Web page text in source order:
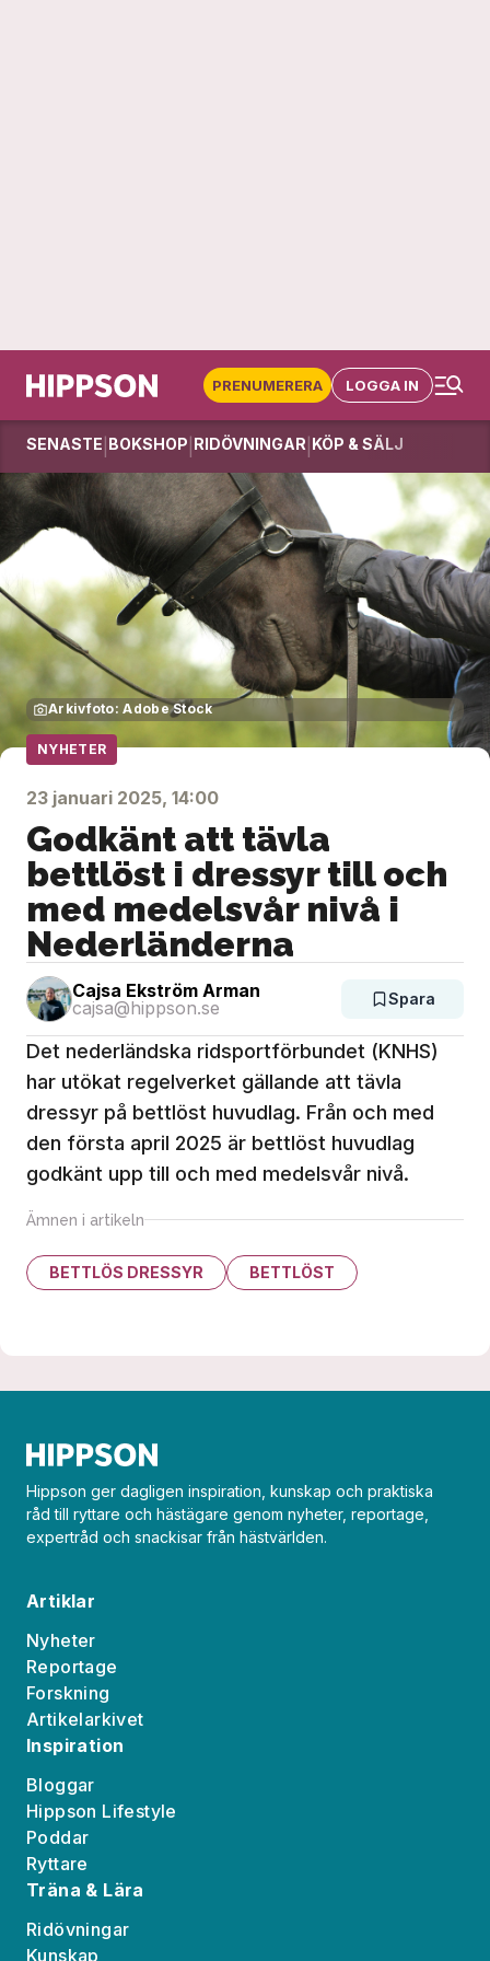
PRENUMERERA LOGGA IN
SENASTE BOKSHOP RIDÖVNINGAR KÖP & SÄLJ
Arkivfoto: Adobe Stock
NYHETER
23 januari 2025, 14:00
Godkänt att tävla
bettlöst i dressyr till och
med medelsvår nivå i
Nederländerna
Cajsa Ekström Arman
cajsa@hippson.se
Spara
Det nederländska ridsportförbundet (KNHS)
har utökat regelverket gällande att tävla
dressyr på bettlöst huvudlag. Från och med
den första april 2025 är bettlöst huvudlag
godkänt upp till och med medelsvår nivå.
Ämnen i artikeln
BETTLÖS DRESSYR BETTLÖST
Hippson ger dagligen inspiration, kunskap och praktiska
råd till ryttare och hästägare genom nyheter, reportage,
expertråd och snackisar från hästvärlden.
Artiklar
Nyheter
Reportage
Forskning
Artikelarkivet
Inspiration
Bloggar
Hippson Lifestyle
Poddar
Ryttare
Träna & Lära
Ridövningar
Kunskap